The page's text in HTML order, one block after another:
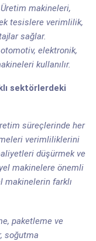
makineleri,
tesislere verimlilik,
sağlar.
elektronik,
kullanılır.
sektörlerdeki
süreçlerinde her
verimliliklerini
düşürmek ve
makinelere önemli
makinelerin farklı
paketleme ve
soğutma